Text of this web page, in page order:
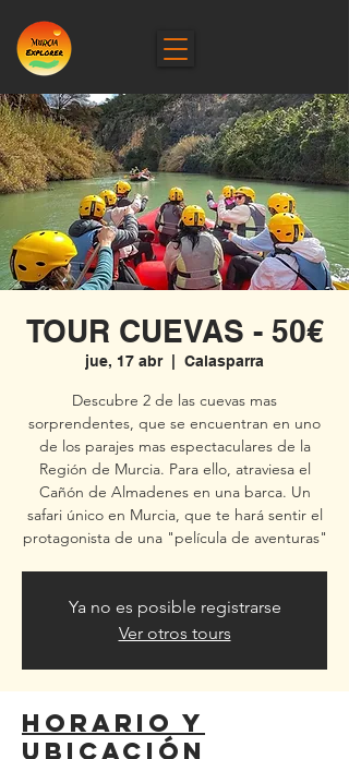
TOUR CUEVAS - 50€
jue, 17 abr
  |
Calasparra
Descubre 2 de las cuevas mas
sorprendentes, que se encuentran en uno
de los parajes mas espectaculares de la
Región de Murcia. Para ello, atraviesa el
Cañón de Almadenes en una barca. Un
safari único en Murcia, que te hará sentir el
protagonista de una "película de aventuras"
Ya no es posible registrarse
Ver otros tours
Horario y
ubicación